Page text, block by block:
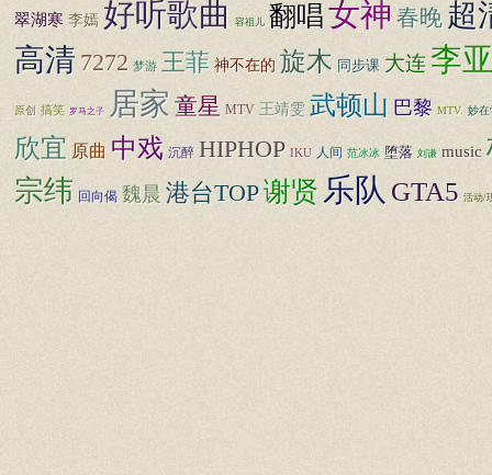
翠湖寒 李嫣 好听歌曲 容祖儿 翻唱女神 春晚 超
高清 7272 梦游 王菲 神不在的 旋木 同步课 大连李
原创 搞笑 罗马之子 居家 童星 MTV 王靖雯 武顿山 巴黎 MTV. 妙在
欣宜 原曲 中戏 沉醉 HIPHOP IKU 人间 范冰冰 堕落 刘谦 music
宗纬 回向偈 魏晨 港台TOP谢贤 乐队 GTA5 活动/